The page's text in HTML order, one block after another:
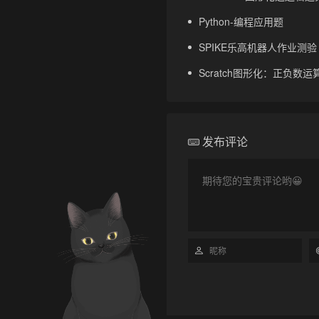
Python-编程应用题
SPIKE乐高机器人作业测验
Scratch图形化：正负数运
发布评论